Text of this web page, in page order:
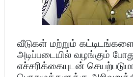
வீடுகள் மற்றும்
அடிப்படையில் வழங்கும்
எச்சரிக்கையுடன்